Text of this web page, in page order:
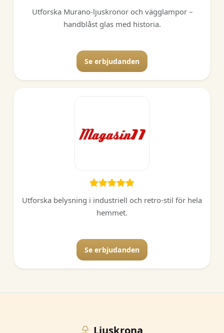
Utforska Murano-ljuskronor och vägglampor –
handblåst glas med historia.
Se erbjudanden
Utforska belysning i industriell och retro-stil för hela
hemmet.
Se erbjudanden
Ljuskrona